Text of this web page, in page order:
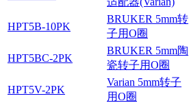
5X3INS-J
5mm转3mm
转子适配器
(Jeol)
5X3INS-V
5mm转3mm
转子适配器
(Varian)